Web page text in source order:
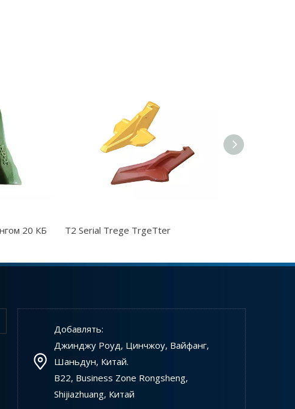
20 КБ T2 Serial Trege TrgeTter
Добавлять:
Джинджу Роуд, Цинчжоу, Вайфанг,
Шаньдун, Китай.
B22, Business Zone Rongsheng,
Shijiazhuang, Китай